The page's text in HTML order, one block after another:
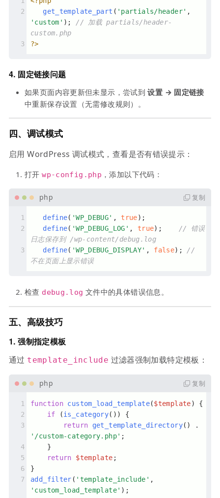
get_template_part ( 'partials/header'
'custom' );
// 加载 partials/header-
custom.php
?>
4. 固定链接问题
如果页面内容更新但未显示，尝试到设置 → 固定链接
中重新保存设置（无需修改规则）。
四、调试模式
启用 WordPress 调试模式，查看是否有错误提示：
打开wp-config.php ，添加以下代码：
复制
define( 'WP_DEBUG' , true);
define( 'WP_DEBUG_LOG' , true);
// 错误
日志保存到 /wp-content/debug.log
define( 'WP_DEBUG_DISPLAY' , false);
//
不在页面上显示错误
检查 debug.log 文件中的具体错误信息。
五、高级技巧
1.强制指定模板
通过 template_include 过滤器强制加载特定模板：
复制
function custom_load_template($template) {
if (is_category()) {
return
get_template_directory
'/custom-category.php' ;
    }
return
$template ;
}
add_filter ( 'template_include'
'custom_load_template' );